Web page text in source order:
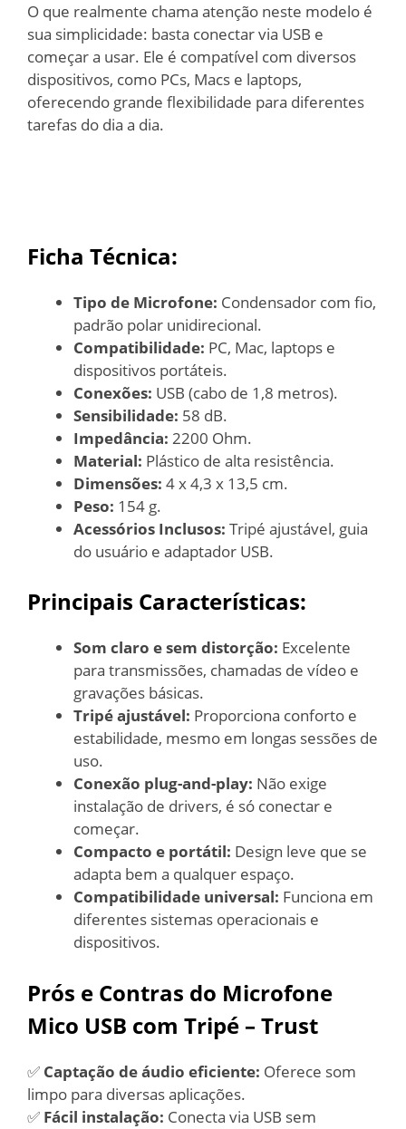
O que realmente chama atenção neste modelo é
sua simplicidade: basta conectar via USB e
começar a usar. Ele é compatível com diversos
dispositivos, como PCs, Macs e laptops,
oferecendo grande flexibilidade para diferentes
tarefas do dia a dia.
Ficha Técnica:
Tipo de Microfone: Condensador com fio,
padrão polar unidirecional.
Compatibilidade: PC, Mac, laptops e
dispositivos portáteis.
Conexões: USB (cabo de 1,8 metros).
Sensibilidade: 58 dB.
Impedância: 2200 Ohm.
Material: Plástico de alta resistência.
Dimensões: 4 x 4,3 x 13,5 cm.
Peso: 154 g.
Acessórios Inclusos: Tripé ajustável, guia
do usuário e adaptador USB.
Principais Características:
Som claro e sem distorção: Excelente
para transmissões, chamadas de vídeo e
gravações básicas.
Tripé ajustável: Proporciona conforto e
estabilidade, mesmo em longas sessões de
uso.
Conexão plug-and-play: Não exige
instalação de drivers, é só conectar e
começar.
Compacto e portátil: Design leve que se
adapta bem a qualquer espaço.
Compatibilidade universal: Funciona em
diferentes sistemas operacionais e
dispositivos.
Prós e Contras do Microfone
Mico USB com Tripé – Trust
✅ Captação de áudio eficiente: Oferece som
limpo para diversas aplicações.
✅ Fácil instalação: Conecta via USB sem